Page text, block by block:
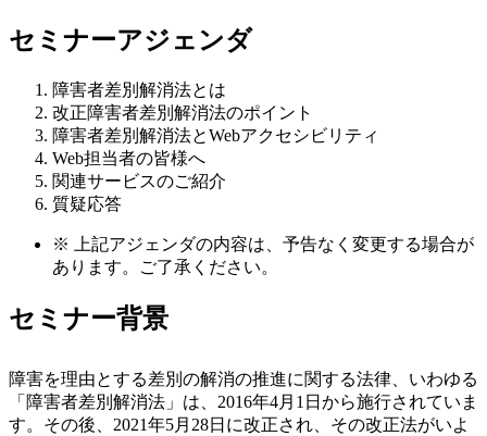
セミナーアジェンダ
障害者差別解消法とは
改正障害者差別解消法のポイント
障害者差別解消法とWebアクセシビリティ
Web担当者の皆様へ
関連サービスのご紹介
質疑応答
※
上記アジェンダの内容は、予告なく変更する場合が
あります。ご了承ください。
セミナー背景
障害を理由とする差別の解消の推進に関する法律、いわゆる
「障害者差別解消法」は、2016年4月1日から施行されていま
す。その後、2021年5月28日に改正され、その改正法がいよ